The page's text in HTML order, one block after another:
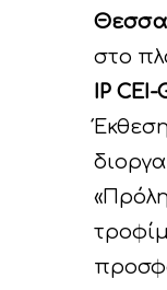
στο
IP CEI-